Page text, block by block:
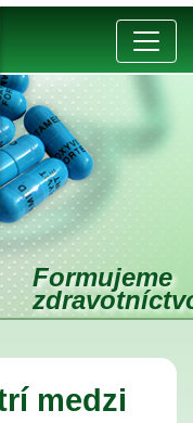
Formujeme
medzi